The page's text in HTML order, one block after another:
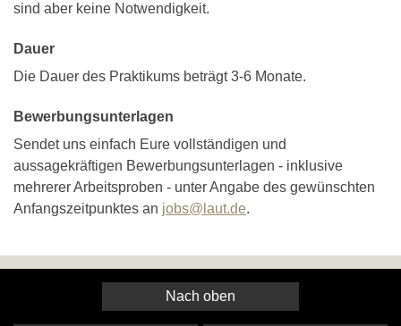
sind aber keine Notwendigkeit.
Dauer
Die Dauer des Praktikums beträgt 3-6 Monate.
Bewerbungsunterlagen
Sendet uns einfach Eure vollständigen und
aussagekräftigen Bewerbungsunterlagen - inklusive
mehrerer Arbeitsproben - unter Angabe des gewünschten
Anfangszeitpunktes an jobs@laut.de.
Nach oben